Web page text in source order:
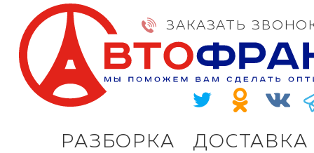
РАЗБОРКА ДОСТАВКА
ЗАКАЗАТЬ